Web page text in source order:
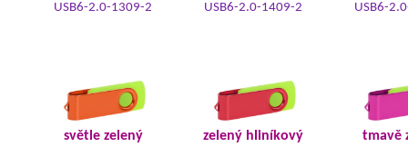
USB6-2.0-1309-2 USB6-2.0-1409-2 USB6-
světle zelený
zelený hliníkový
tmavě